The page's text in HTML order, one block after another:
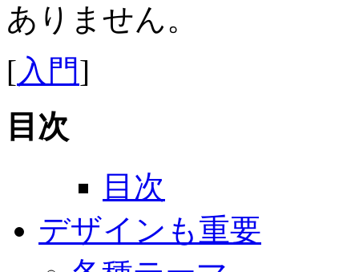
ありません。
[入門]
目次
目次
デザインも重要